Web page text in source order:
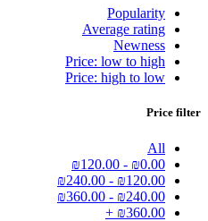
Popularity
Average rating
Newness
Price: low to high
Price: high to low
Price filter
All
₪0.00
-
₪120.00
₪120.00
-
₪240.00
₪240.00
-
₪360.00
₪360.00
+